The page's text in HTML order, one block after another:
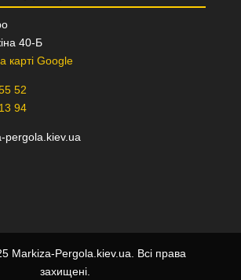
40-Б
карті Google
52
94
pergola.kiev.ua
Markiza-Pergola.kiev.ua. Всі права
захищені.